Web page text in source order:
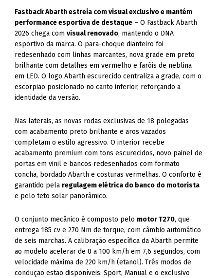
Fastback Abarth estreia com visual exclusivo e mantém
performance esportiva de destaque – O Fastback Abarth
2026 chega comvisual renovado, mantendo o DNA
esportivo da marca. O para-choque dianteiro foi
redesenhado com linhas marcantes, nova grade em preto
brilhante com detalhes em vermelho e faróis de neblina
em LED. O logo Abarth escurecido centraliza a grade, com o
escorpião posicionado no canto inferior, reforçando a
identidade da versão.
Nas laterais, as novas rodas exclusivas de 18 polegadas
com acabamento preto brilhante e aros vazados
completam o estilo agressivo. O interior recebe
acabamento premium com tons escurecidos, novo painel de
portas em vinil e bancos redesenhados com formato
concha, bordado Abarth e costuras vermelhas. O conforto é
garantido pela regulagem elétrica do banco do motorista
e pelo teto solar panorâmico.
O conjunto mecânico é composto pelo motor T270, que
entrega 185 cv e 270 Nm de torque, com câmbio automático
de seis marchas. A calibração específica da Abarth permite
ao modelo acelerar de 0 a 100 km/h em 7,6 segundos, com
velocidade máxima de 220 km/h (etanol). Três modos de
condução estão disponíveis: Sport, Manual e o exclusivo